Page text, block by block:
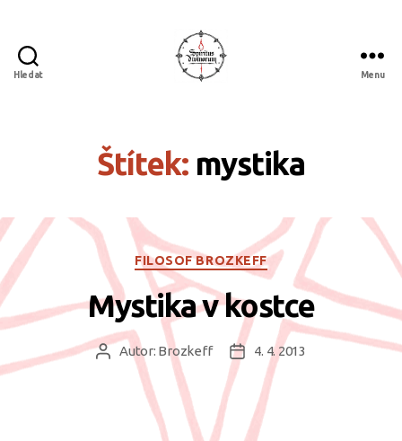
Hledat Menu
Štítek: mystika
Rubriky
FILOSOF BROZKEFF
Mystika v kostce
Autor
příspěvku
Autor: Brozkeff
Datum
příspěvku
4. 4. 2013